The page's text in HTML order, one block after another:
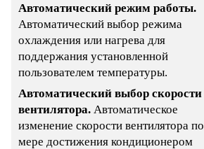
Автоматический режим работы.
Автоматический выбор режима
охлаждения или нагрева для
поддержания установленной
пользователем температуры.
Автоматический выбор скорости
вентилятора. Автоматическое
изменение скорости вентилятора по
мере достижения кондиционером